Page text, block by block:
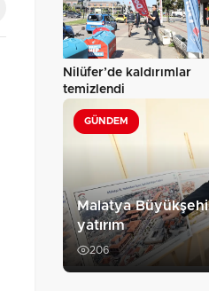
Nilüfer’de kaldırımlar
temizlendi
GÜNDEM
Malatya
yatırım
206